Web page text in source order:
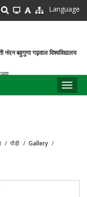
Language
विश्वविद्यालय
पौड़ी
Gallery